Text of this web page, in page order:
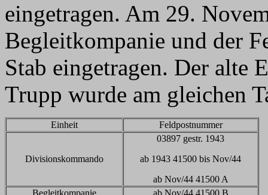
eingetragen. Am 29.
Begleitkompanie und der
Stab eingetragen. Der alte
Trupp wurde am gleichen
Einheit Feldpostnummer
Divisionskommando
03897 gestr. 1943
ab 1943 41500 bis Nov/44
ab Nov/44 41500 A
Begleitkompanie
ab Nov/44 41500 B